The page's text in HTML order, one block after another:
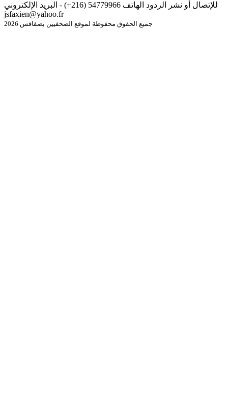
للإتصال أو نشر الردود الهاتف 54779966 (216+) - البريد الإلكتروني
jsfaxien@yahoo.fr
جميع الحقوق محفوظة لموقع الصحفيين بصفاقس 2026